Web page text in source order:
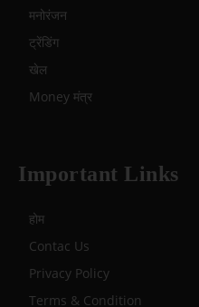
मनोरंजन
ट्रेंडिंग
खेल
Money मंत्र
Important Links
होम
Contac Us
Privacy Policy
Terms & Condition